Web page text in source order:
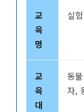
교
육
명
실
교
육
대
동
자,